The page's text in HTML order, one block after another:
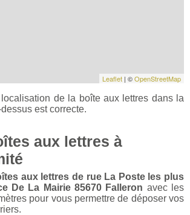
Leaflet | ©OpenStreetMap
de la boîte aux lettres dans la
est correcte.
aux lettres à
aux lettres de rue La Poste les plus
De La Mairie 85670 Falleron avec les
pour vous permettre de déposer vos